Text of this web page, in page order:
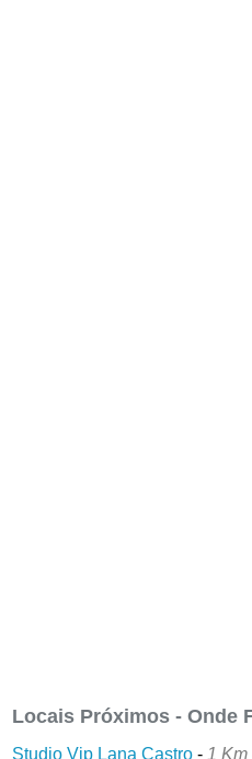
Locais Próximos - Onde
Studio Vip Lana Castro - 1